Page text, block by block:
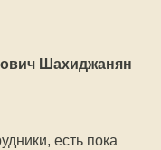
Шахиджанян
есть пока